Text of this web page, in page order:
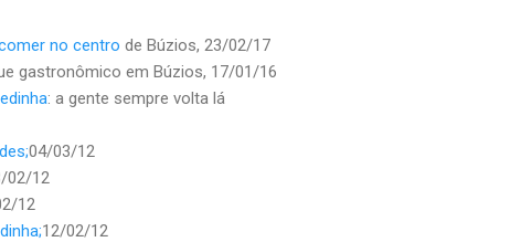
no centro de Búzios, 23/02/17
gastronômico em Búzios, 17/01/16
: a gente sempre volta lá
04/03/12
02/12
12
12/02/12